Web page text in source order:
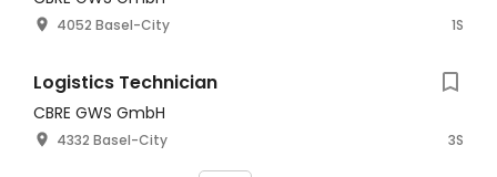
4052 Basel-City 1S
Logistics Technician
CBRE GWS GmbH
4332 Basel-City 3S